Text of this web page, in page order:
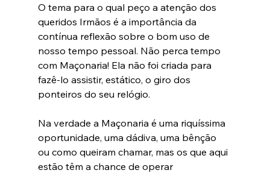
O tema para o qual peço a atenção dos
queridos Irmãos é a importância da
contínua reflexão sobre o bom uso de
nosso tempo pessoal. Não perca tempo
com Maçonaria! Ela não foi criada para
fazê-lo assistir, estático, o giro dos
ponteiros do seu relógio.
Na verdade a Maçonaria é uma riquíssima
oportunidade, uma dádiva, uma bênção
ou como queiram chamar, mas os que aqui
estão têm a chance de operar